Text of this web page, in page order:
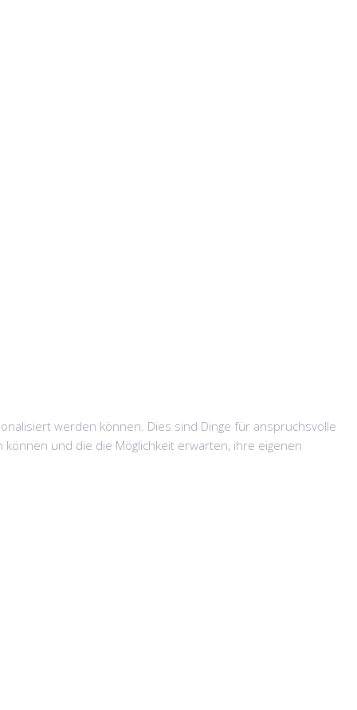
werden können. Dies sind Dinge für anspruchsvolle
und die die Möglichkeit erwarten, ihre eigenen